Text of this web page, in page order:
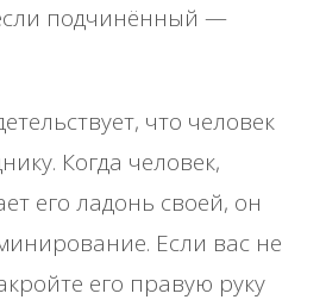
подчинённый —
что человек
Когда человек,
его ладонь своей, он
Если вас не
его правую руку